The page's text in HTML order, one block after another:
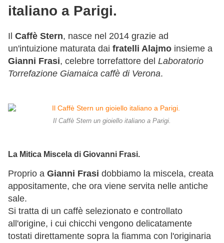
italiano a Parigi.
Il Caffè Stern, nasce nel 2014 grazie ad
un'intuizione maturata dai fratelli Alajmo insieme a
Gianni Frasi, celebre torrefattore del Laboratorio
Torrefazione Giamaica caffè di Verona.
Il Caffè Stern un gioiello italiano a Parigi.
La Mitica Miscela di Giovanni Frasi.
Proprio a Gianni Frasi dobbiamo la miscela, creata
appositamente, che ora viene servita nelle antiche
sale.
Si tratta di un caffè selezionato e controllato
all'origine, i cui chicchi vengono delicatamente
tostati direttamente sopra la fiamma con l'originaria